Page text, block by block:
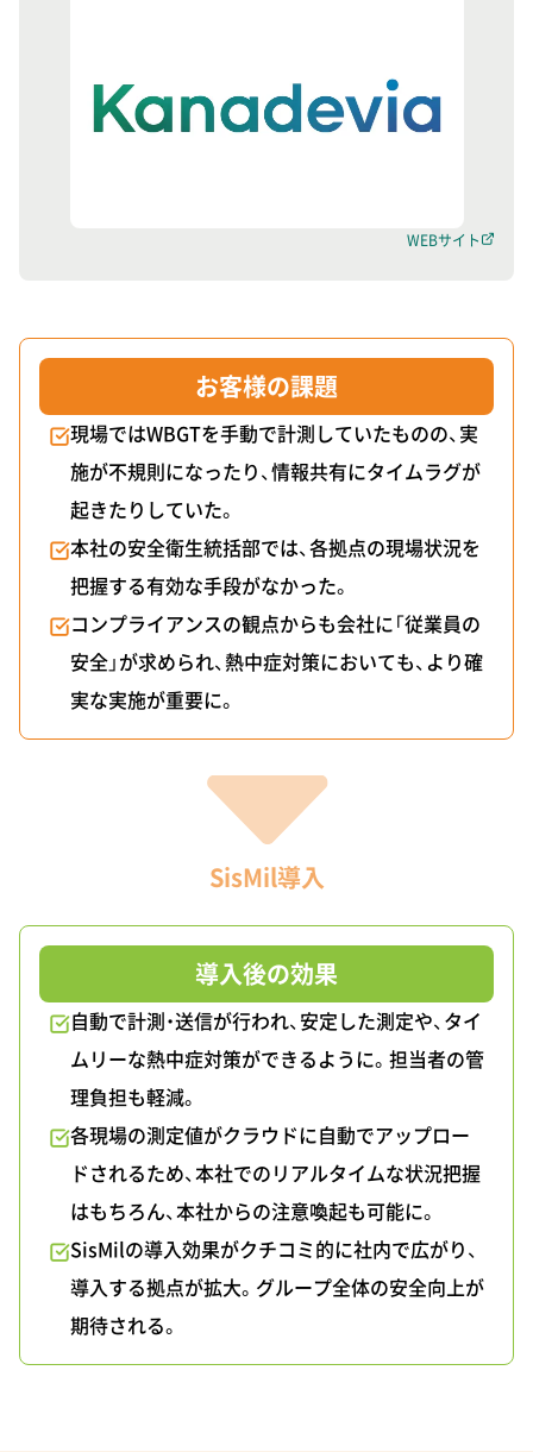
WEBサイト
お客様の課題
現場ではWBGTを手動で計測していたものの、実
施が不規則になったり、情報共有にタイムラグが
起きたりしていた。
本社の安全衛生統括部では、各拠点の現場状況を
把握する有効な手段がなかった。
コンプライアンスの観点からも会社に「従業員の
安全」が求められ、熱中症対策においても、より確
実な実施が重要に。
SisMil導入
導入後の効果
自動で計測・送信が行われ、安定した測定や、タイ
ムリーな熱中症対策ができるように。担当者の管
理負担も軽減。
各現場の測定値がクラウドに自動でアップロー
ドされるため、本社でのリアルタイムな状況把握
はもちろん、本社からの注意喚起も可能に。
SisMilの導入効果がクチコミ的に社内で広がり、
導入する拠点が拡大。グループ全体の安全向上が
期待される。